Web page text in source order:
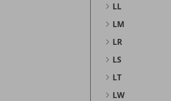
LL
LM
LR
LS
LT
LW